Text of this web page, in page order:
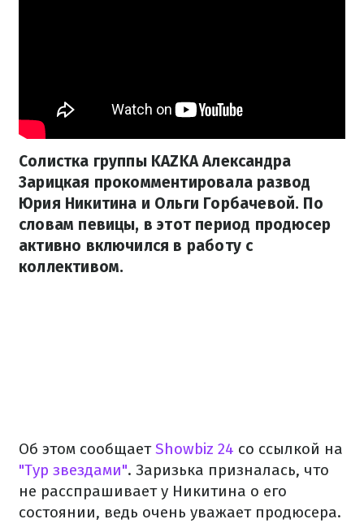
Солистка группы KAZKA Александра
Зарицкая прокомментировала развод
Юрия Никитина и Ольги Горбачевой. По
словам певицы, в этот период продюсер
активно включился в работу с
коллективом.
Об этом сообщаетShowbiz 24 со ссылкой на
"Тур звездами". Заризька призналась, что
не расспрашивает у Никитина о его
состоянии, ведь очень уважает продюсера.